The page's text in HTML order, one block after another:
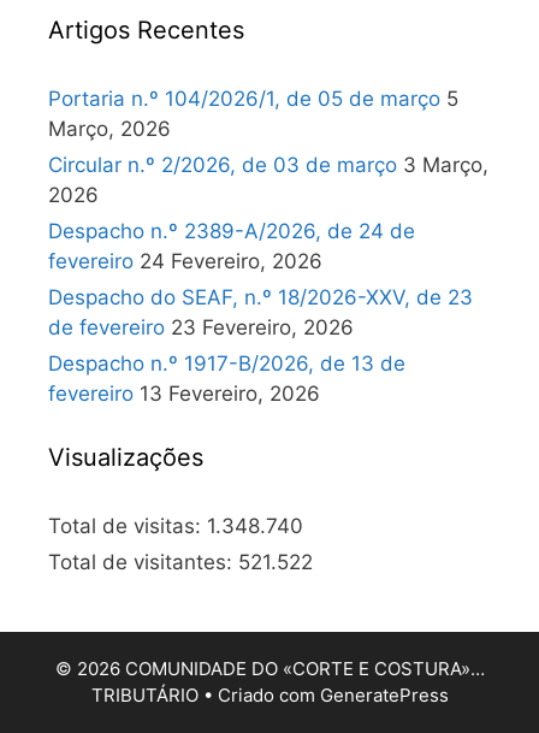
Artigos Recentes
Portaria n.º 104/2026/1, de 05 de março 5
Março, 2026
Circular n.º 2/2026, de 03 de março 3 Março,
2026
Despacho n.º 2389-A/2026, de 24 de
fevereiro 24 Fevereiro, 2026
Despacho do SEAF, n.º 18/2026-XXV, de 23
de fevereiro 23 Fevereiro, 2026
Despacho n.º 1917-B/2026, de 13 de
fevereiro 13 Fevereiro, 2026
Visualizações
Total de visitas: 1.348.740
Total de visitantes: 521.522
© 2026 COMUNIDADE DO «CORTE E COSTURA»…
TRIBUTÁRIO• Criado com GeneratePress